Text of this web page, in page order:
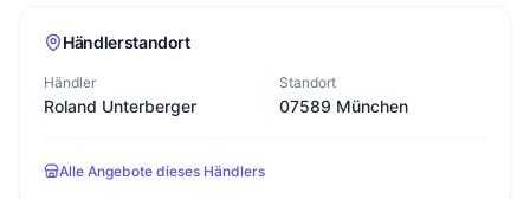
Händlerstandort
Händler
Roland Unterberger
Standort
07589 München
Alle Angebote dieses Händlers